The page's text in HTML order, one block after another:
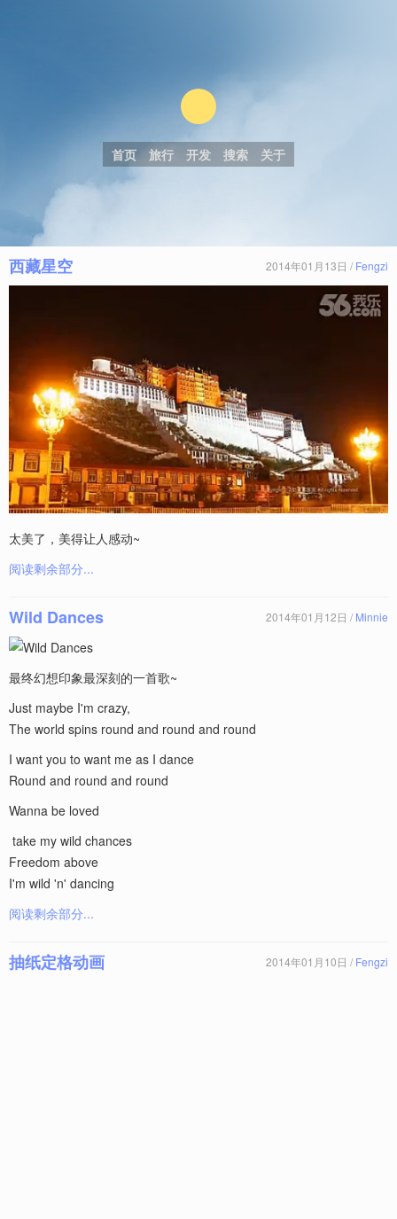
首页 旅行 开发 搜索 关于
西藏星空 2014年01月13日 / Fengzi
太美了，美得让人感动~
阅读剩余部分...
Wild Dances 2014年01月12日 / Minnie
最终幻想印象最深刻的一首歌~
Just maybe I'm crazy,
The world spins round and round and round
I want you to want me as I dance
Round and round and round
Wanna be loved
take my wild chances
Freedom above
I'm wild 'n' dancing
阅读剩余部分...
抽纸定格动画 2014年01月10日 / Fengzi